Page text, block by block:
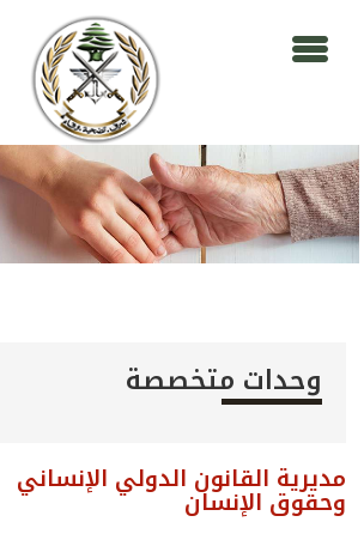
وحدات متخصصة
مديرية القانون الدولي الإنساني
وحقوق الإنسان